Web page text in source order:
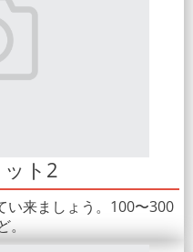
ト2
い来ましょう。100〜300
。